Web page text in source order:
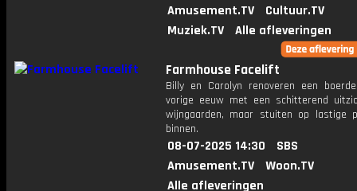
Amusement.TV
Cultuur.TV
Muziek.TV
Alle afleveringen
Farmhouse Facelift
Billy en Carolyn renoveren een
vorige eeuw met een schitterend
wijngaarden, maar stuiten op lastige
binnen.
08-07-2025 14:30
SBS
Amusement.TV
Woon.TV
Alle afleveringen